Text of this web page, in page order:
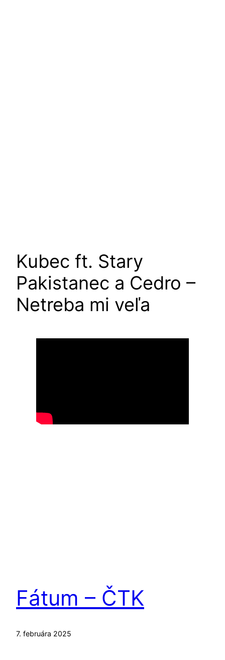
Kubec ft. Stary
Pakistanec a Cedro –
Netreba mi veľa
Fátum – ČTK
7. februára 2025